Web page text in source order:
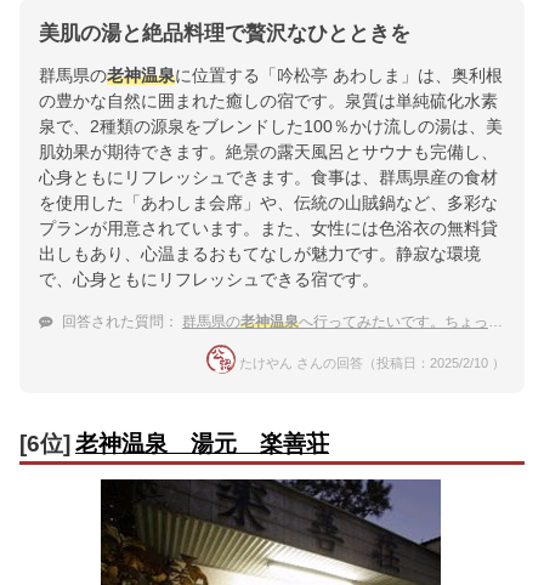
美肌の湯と絶品料理で贅沢なひとときを
群馬県の老神温泉に位置する「吟松亭 あわしま」は、奥利根
の豊かな自然に囲まれた癒しの宿です。泉質は単純硫化水素
泉で、2種類の源泉をブレンドした100％かけ流しの湯は、美
肌効果が期待できます。絶景の露天風呂とサウナも完備し、
心身ともにリフレッシュできます。食事は、群馬県産の食材
を使用した「あわしま会席」や、伝統の山賊鍋など、多彩な
プランが用意されています。また、女性には色浴衣の無料貸
出しもあり、心温まるおもてなしが魅力です。静寂な環境
で、心身ともにリフレッシュできる宿です。
回答された質問： 群馬県の老神温泉へ行ってみたいです。ちょっと高くても良い宿を知りたいです。
たけやん さんの回答（投稿日：2025/2/10 ）
[6位] 老神温泉 湯元 楽善荘